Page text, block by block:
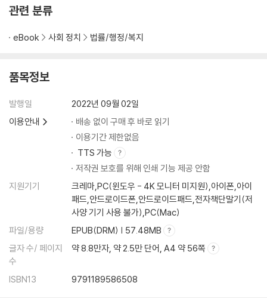
관련 분류
eBook 사회 정치 법률/행정/복지
품목정보
발행일
2022년 09월 02일
이용안내
배송 없이 구매 후 바로 읽기
이용기간 제한없음
TTS 가능
저작권 보호를 위해 인쇄 기능 제공 안함
지원기기
크레마,PC(윈도우 - 4K 모니터 미지원),아이폰,아이
패드,안드로이드폰,안드로이드패드,전자책단말기(저
사양 기기 사용 불가),PC(Mac)
파일/용량
EPUB(DRM) | 57.48MB
글자 수/ 페이지
수
약 8.8만자, 약 2.5만 단어, A4 약 56쪽
ISBN13 9791189586508